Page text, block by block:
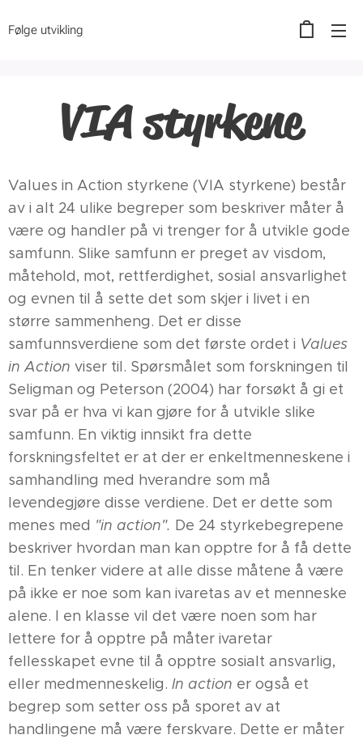
Følge utvikling
VIA styrkene
Values in Action styrkene (VIA styrkene) består
av i alt 24 ulike begreper som beskriver måter å
være og handler på vi trenger for å utvikle gode
samfunn. Slike samfunn er preget av visdom,
måtehold, mot, rettferdighet, sosial ansvarlighet
og evnen til å sette det som skjer i livet i en
større sammenheng. Det er disse
samfunnsverdiene som det første ordet i Values
in Action viser til. Spørsmålet som forskningen til
Seligman og Peterson (2004) har forsøkt å gi et
svar på er hva vi kan gjøre for å utvikle slike
samfunn. En viktig innsikt fra dette
forskningsfeltet er at der er enkeltmenneskene i
samhandling med hverandre som må
levendegjøre disse verdiene. Det er dette som
menes med "in action". De 24 styrkebegrepene
beskriver hvordan man kan opptre for å få dette
til. En tenker videre at alle disse måtene å være
på ikke er noe som kan ivaretas av et menneske
alene. I en klasse vil det være noen som har
lettere for å opptre på måter ivaretar
fellesskapet evne til å opptre sosialt ansvarlig,
eller medmenneskelig. In action er også et
begrep som setter oss på sporet av at
handlingene må være ferskvare. Dette er måter